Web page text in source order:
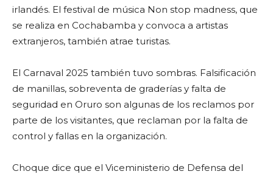
irlandés. El festival de música Non stop madness, que
se realiza en Cochabamba y convoca a artistas
extranjeros, también atrae turistas.
El Carnaval 2025 también tuvo sombras. Falsificación
de manillas, sobreventa de graderías y falta de
seguridad en Oruro son algunas de los reclamos por
parte de los visitantes, que reclaman por la falta de
control y fallas en la organización.
Choque dice que el Viceministerio de Defensa del